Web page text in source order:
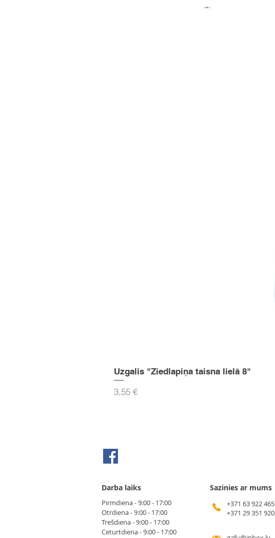
Uzgalis "Ziedlapiņa taisna lielā 8"
Cena
3,55 €
Darba laiks
Pirmdiena - 9:00 - 17:00
Otrdiena - 9:00 - 17:00
Trešdiena - 9:00 - 17:00
Ceturtdiena - 9:00 - 17:00
Sazinies ar mums
+371 63 922 465
+371 29 351 920